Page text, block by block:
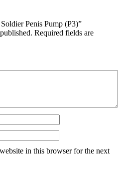
Penis Pump (P3)”
Required fields are
in this browser for the next